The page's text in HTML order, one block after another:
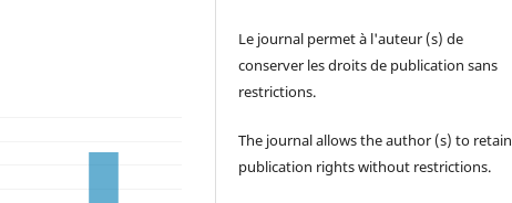
Le journal permet à l'auteur (s) de
conserver les droits de publication sans
restrictions.
The journal allows the author (s) to retain
publication rights without restrictions.